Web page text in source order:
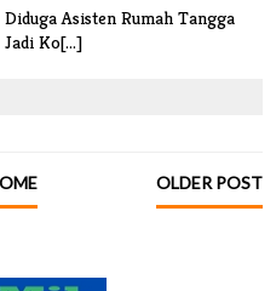
Diduga Asisten Rumah Tangga
Jadi Ko[...]
OLDER POST